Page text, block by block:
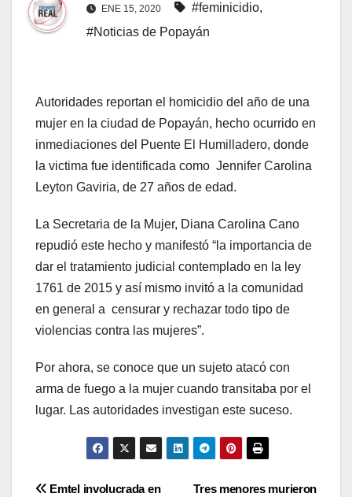
ENE 15, 2020 #feminicidio,
#Noticias de Popayán
Autoridades reportan el homicidio del año de una
mujer en la ciudad de Popayán, hecho ocurrido en
inmediaciones del Puente El Humilladero, donde
la victima fue identificada como Jennifer Carolina
Leyton Gaviria, de 27 años de edad.
La Secretaria de la Mujer, Diana Carolina Cano
repudió este hecho y manifestó “la importancia de
dar el tratamiento judicial contemplado en la ley
1761 de 2015 y así mismo invitó a la comunidad
en general a censurar y rechazar todo tipo de
violencias contra las mujeres”.
Por ahora, se conoce que un sujeto atacó con
arma de fuego a la mujer cuando transitaba por el
lugar. Las autoridades investigan este suceso.
Tres menores murieron
Emtel involucrada en